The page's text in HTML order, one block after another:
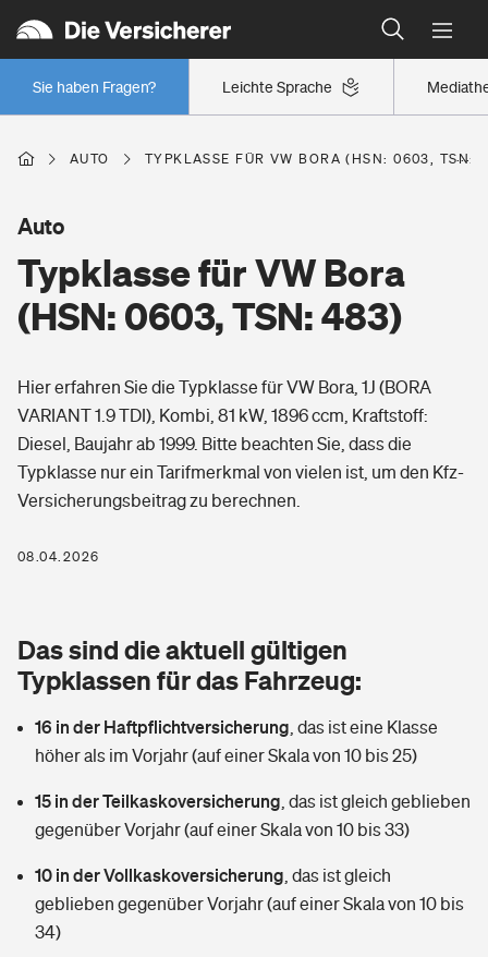
Leichte Sprache
Sie haben Fragen?
Wer versichert was: Jetzt Versicherer finden
Regionalklassen: So ist Ihre Region eingestuft
Wer versichert was: Jetzt Versicherer finden
Berufsunfähigkeitsversicherung
Erwerbsunfähigkeitsversicherung
Grundfähigkeitsversicherung
Arbeitsrechtsschutz
Berufshaftpflichtversicherung
Zur Übersicht
Tools
Wer versichert was: Jetzt Versicherer finden
Sie haben Fragen?
Wohnen
Elementarversicherung
Glasversicherung
Mietkautionsversicherung
Restkreditversicherung
Zur Übersicht
Freizeit
Pri­vate Haft­pflicht­
Kinderunfall­ver­si­che­rung
Kinderinvalidität
Reiseversicherung
Pferdehalter-Haftpflicht
Gesundheit
Private Krankenversicherung
Dread-Disease-Versicherung
Tierkrankenversicherung
Wer versichert was: Jetzt Versicherer finden
AUTO TYPKLASSE FÜR VW BORA (HSN: 0603, TSN:
Typklasse für VW Bora
(HSN: 0603, TSN: 483)
Auto
Hier erfahren Sie die Typklasse für VW Bora, 1J (BORA
VARIANT 1.9 TDI), Kombi, 81 kW, 1896 ccm, Kraftstoff:
Diesel, Baujahr ab 1999. Bitte beachten Sie, dass die
Typklasse nur ein Tarifmerkmal von vielen ist, um den Kfz-
Versicherungsbeitrag zu berechnen.
08.04.2026
Das sind die aktuell gültigen
Typklassen für das Fahrzeug:
16 in der Haftpflichtversicherung das ist eine Klasse
höher als im Vorjahr (auf einer Skala von 10 bis 25)
15 in der Teilkaskoversicherung das ist gleich geblieben
gegenüber Vorjahr (auf einer Skala von 10 bis 33)
10 in der Vollkaskoversicherung das ist gleich
geblieben gegenüber Vorjahr (auf einer Skala von 10 bis
34)